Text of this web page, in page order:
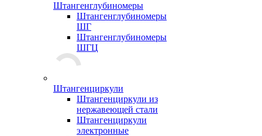
Штангенглубиномеры
Штангенглубиномеры
ШГ
Штангенглубиномеры
ШГЦ
Штангенциркули
Штангенциркули из
нержавеющей стали
Штангенциркули
электронные